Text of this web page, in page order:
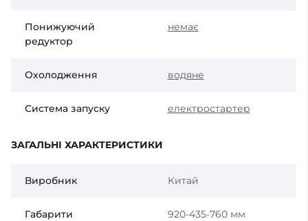
Понижуючий
редуктор
немає
Охолодження водяне
Система запуску електростартер
ЗАГАЛЬНІ ХАРАКТЕРИСТИКИ
Виробник Китай
Габарити 920-435-760 мм